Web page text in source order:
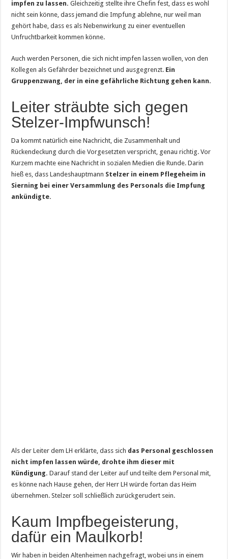
impfen zu lassen. Gleichzeitig stellte ihre Chefin fest, dass es wohl
nicht sein könne, dass jemand die Impfung ablehne, nur weil man
gehört habe, dass es als Nebenwirkung zu einer eventuellen
Unfruchtbarkeit kommen könne.
Auch werden Personen, die sich nicht impfen lassen wollen, von den
Kollegen als Gefährder bezeichnet und ausgegrenzt. Ein
Gruppenzwang, der in eine gefährliche Richtung gehen kann.
Leiter sträubte sich gegen
Stelzer-Impfwunsch!
Da kommt natürlich eine Nachricht, die Zusammenhalt und
Rückendeckung durch die Vorgesetzten verspricht, genau richtig. Vor
Kurzem machte eine Nachricht in sozialen Medien die Runde. Darin
hieß es, dass Landeshauptmann Stelzer in einem Pflegeheim in
Sierning bei einer Versammlung des Personals die Impfung
ankündigte.
Als der Leiter dem LH erklärte, dass sich das Personal geschlossen
nicht impfen lassen würde, drohte ihm dieser mit
Kündigung. Darauf stand der Leiter auf und teilte dem Personal mit,
es könne nach Hause gehen, der Herr LH würde fortan das Heim
übernehmen. Stelzer soll schließlich zurückgerudert sein.
Kaum Impfbegeisterung,
dafür ein Maulkorb!
Wir haben in beiden Altenheimen nachgefragt, wobei uns in einem